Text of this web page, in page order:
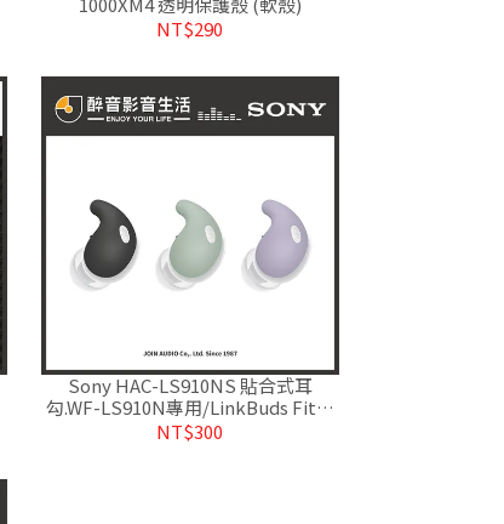
NT$290
Sony HAC-LS910NS 貼合式耳
勾.WF-LS910N專用/LinkBuds Fit專
屬耳勾.台灣公司貨
NT$300